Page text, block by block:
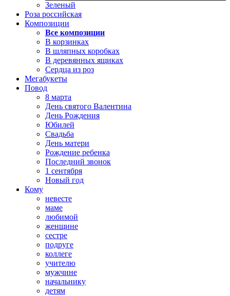
Зеленый
Роза российская
Композиции
Все композиции
В корзинках
В шляпных коробках
В деревянных ящиках
Сердца из роз
Мегабукеты
Повод
8 марта
День святого Валентина
День Рождения
Юбилей
Свадьба
День матери
Рождение ребенка
Последний звонок
1 сентября
Новый год
Кому
невесте
маме
любимой
женщине
сестре
подруге
коллеге
учителю
мужчине
начальнику
детям